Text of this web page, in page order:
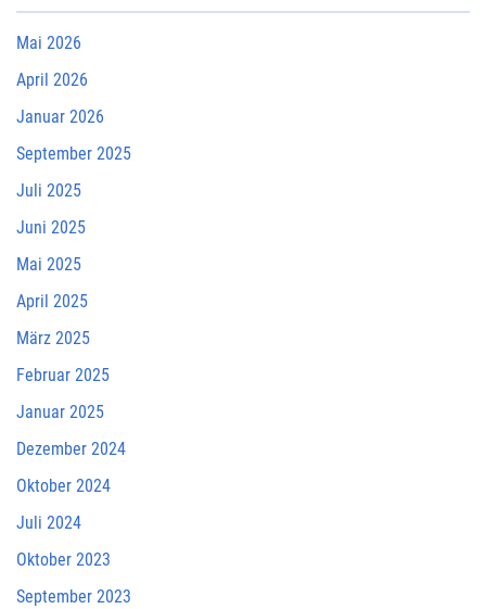
Mai 2026
April 2026
Januar 2026
September 2025
Juli 2025
Juni 2025
Mai 2025
April 2025
März 2025
Februar 2025
Januar 2025
Dezember 2024
Oktober 2024
Juli 2024
Oktober 2023
September 2023